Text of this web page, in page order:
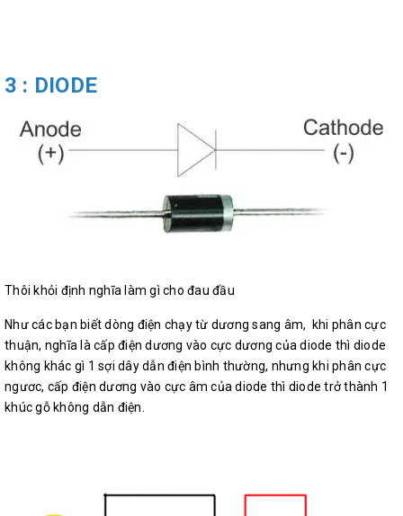
3 : DIODE
Thôi khỏi định nghĩa làm gì cho đau đầu
Như các bạn biết dòng điện chạy từ dương sang âm, khi phân cực
thuận, nghĩa là cấp điện dương vào cực dương của diode thì diode
không khác gì 1 sợi dây dẫn điện bình thường, nhưng khi phân cực
ngươc, cấp điện dương vào cực âm của diode thì diode trở thành 1
khúc gỗ không dẫn điện.